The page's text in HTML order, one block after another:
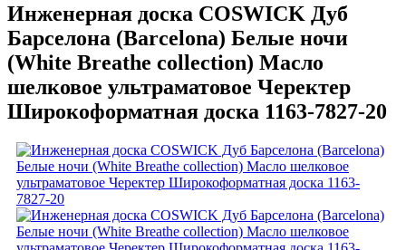
Инженерная доска COSWICK Дуб
Барселона (Barcelona) Белые ночи
(White Breathe collection) Масло
шелковое ультраматовое Черектер
Широкоформатная доска 1163-7827-20